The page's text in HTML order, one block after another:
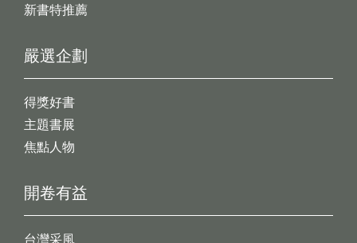
新書特推薦
開卷有益
台灣采風
嚴選企劃
得獎好書
主題書展
焦點人物